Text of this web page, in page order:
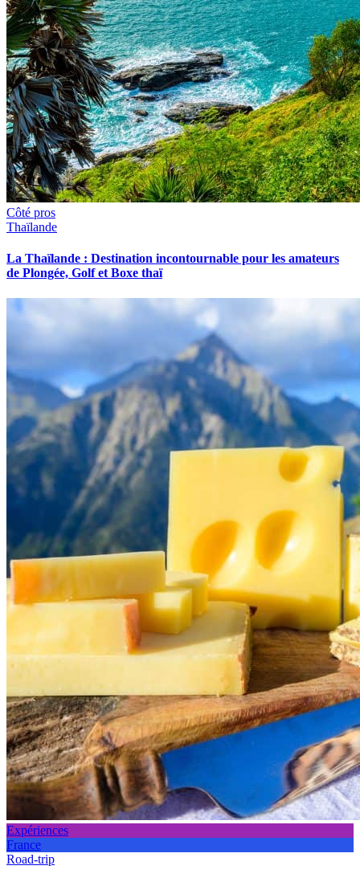
Côté pros
Thaïlande
La Thaïlande : Destination incontournable pour les amateurs
de Plongée, Golf et Boxe thaï
Expériences
France
Road-trip